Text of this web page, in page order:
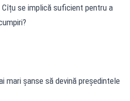
se implică suficient pentru a
mari șanse să devină președintele